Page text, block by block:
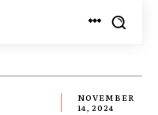
NOVEMBER
14, 2024